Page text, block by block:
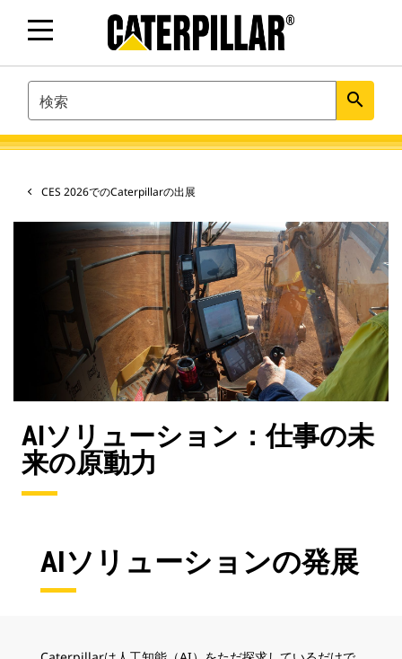
SEARCH search
CES 2026でのCaterpillarの出展
AIソリューション：仕事の未
来の原動力
AIソリューションの発展